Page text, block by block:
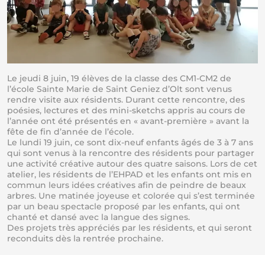
Le jeudi 8 juin, 19 élèves de la classe des CM1-CM2 de
l’école Sainte Marie de Saint Geniez d’Olt sont venus
rendre visite aux résidents. Durant cette rencontre, des
poésies, lectures et des mini-sketchs appris au cours de
l’année ont été présentés en « avant-première » avant la
fête de fin d’année de l’école.
Le lundi 19 juin, ce sont dix-neuf enfants âgés de 3 à 7 ans
qui sont venus à la rencontre des résidents pour partager
une activité créative autour des quatre saisons. Lors de cet
atelier, les résidents de l’EHPAD et les enfants ont mis en
commun leurs idées créatives afin de peindre de beaux
arbres. Une matinée joyeuse et colorée qui s’est terminée
par un beau spectacle proposé par les enfants, qui ont
chanté et dansé avec la langue des signes.
Des projets très appréciés par les résidents, et qui seront
reconduits dès la rentrée prochaine.